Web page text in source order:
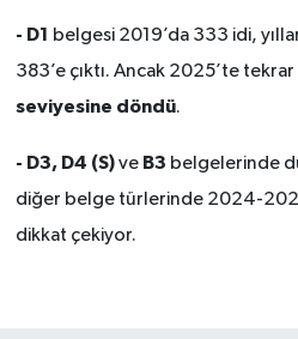
- D1 belgesi 2019’da 333 idi,
383’e çıktı. Ancak 2025’te tekrar
seviyesine döndü.
- D3, D4 (S)ve B3 belgelerinde
diğer belge türlerinde 2024-
dikkat çekiyor.